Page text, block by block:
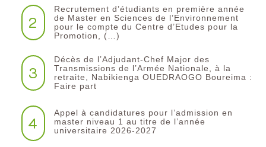
2
Recrutement d’étudiants en première année
de Master en Sciences de l’Environnement
pour le compte du Centre d’Etudes pour la
Promotion, (…)
3
Décès de l’Adjudant-Chef Major des
Transmissions de l’Armée Nationale, à la
retraite, Nabikienga OUEDRAOGO Boureima :
Faire part
4
Appel à candidatures pour l’admission en
master niveau 1 au titre de l’année
universitaire 2026-2027